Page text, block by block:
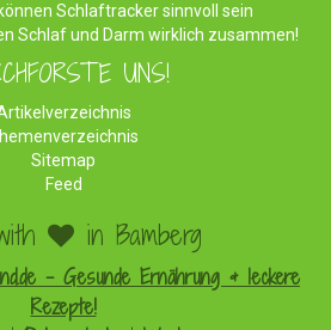
Schlaftracker sinnvoll sein
Schlaf und Darm wirklich zusammen!
UNS!
Sitemap
Feed
in Bamberg
- Gesunde Ernährung & leckere
Rezepte!